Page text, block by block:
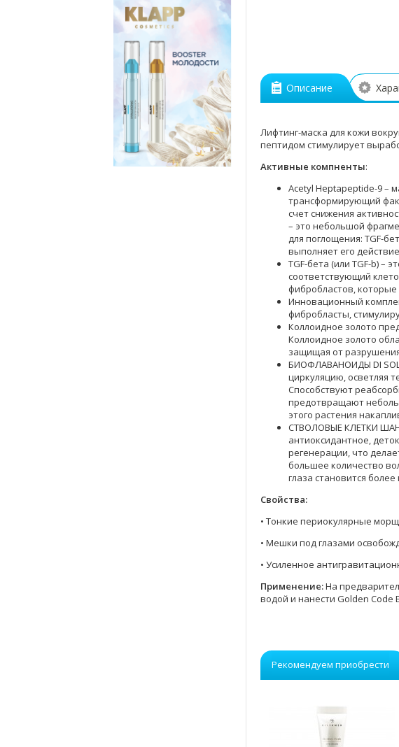
Описание
Лифтинг-маска для кожи
пептидом стимулирует
Активные компненты:
Acetyl Heptapeptide-9 –
трансформирующий
счет снижения
– это небольшой
для поглощения: TGF-
выполняет его
TGF-бета (или TGF-b) –
соответствующий
фибробластов,
Инновационный
фибробласты,
Коллоидное золото
Коллоидное золото
защищая от
БИОФЛАВАНОИДЫ DI
циркуляцию, осветляя
Способствуют
предотвращают
этого растения
СТВОЛОВЫЕ КЛЕТКИ
антиоксидантное,
регенерации, что
большее количество
глаза становится
Свойства:
• Тонкие периокулярные
• Мешки под глазами
• Усиленное
Применение:На
водой и нанести Golden Code
Рекомендуем приобрести